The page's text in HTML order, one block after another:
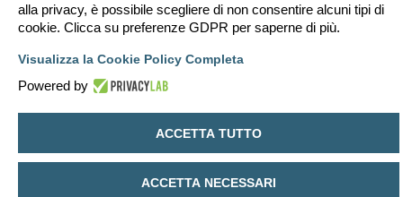
alla privacy, è possibile scegliere di non consentire alcuni tipi di
cookie. Clicca su preferenze GDPR per saperne di più.
Visualizza la Cookie Policy Completa
Powered by
ACCETTA TUTTO
ACCETTA NECESSARI